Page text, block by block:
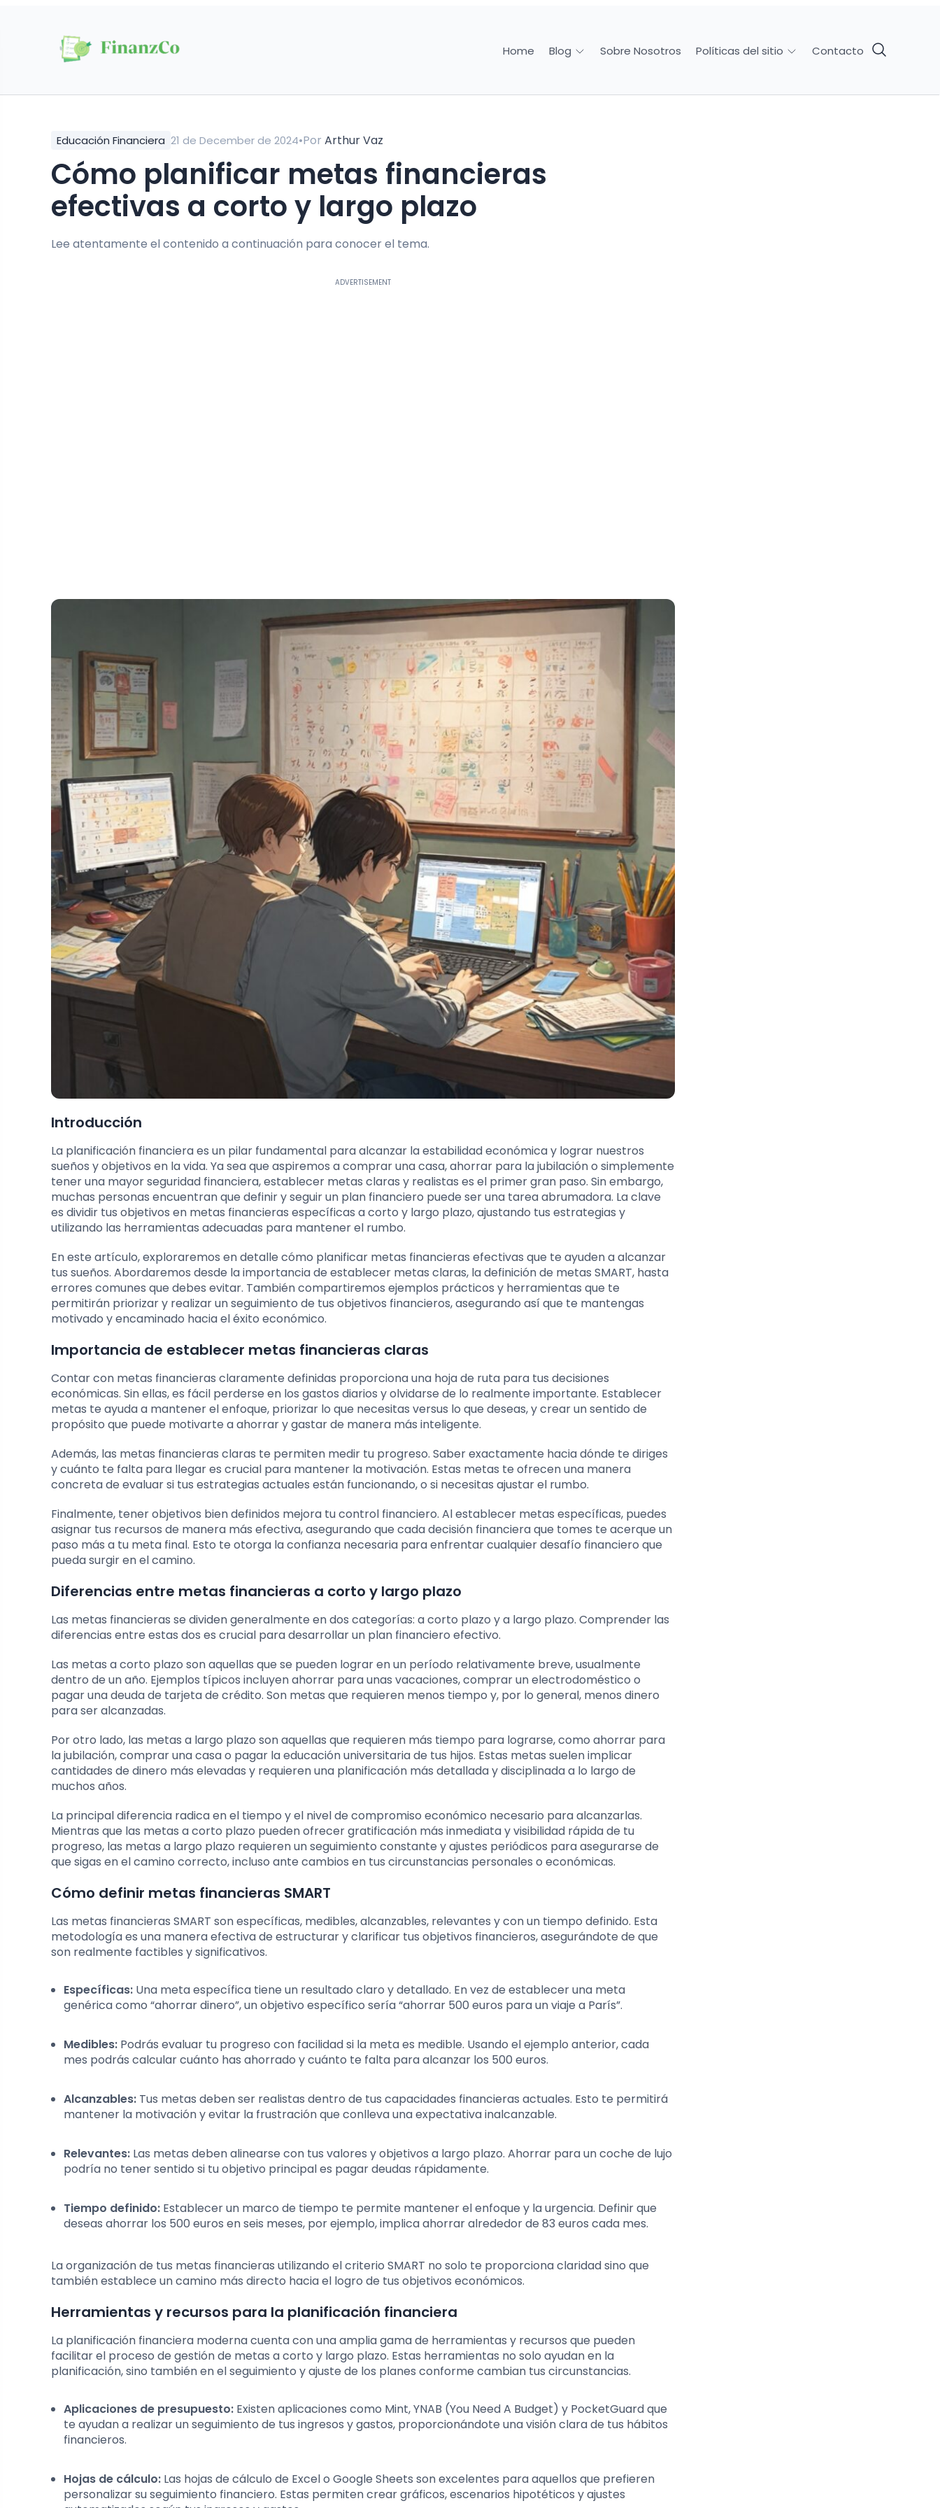
Home Blog Sobre Nosotros Políticas del sitio Contacto
Educación Financiera 21 de December de 2024•Por Arthur Vaz
Cómo planificar metas financieras
efectivas a corto y largo plazo
Lee atentamente el contenido a continuación para conocer el tema.
ADVERTISEMENT
Introducción
La planificación financiera es un pilar fundamental para alcanzar la estabilidad económica y lograr nuestros
sueños y objetivos en la vida. Ya sea que aspiremos a comprar una casa, ahorrar para la jubilación o simplemente
tener una mayor seguridad financiera, establecer metas claras y realistas es el primer gran paso. Sin embargo,
muchas personas encuentran que definir y seguir un plan financiero puede ser una tarea abrumadora. La clave
es dividir tus objetivos en metas financieras específicas a corto y largo plazo, ajustando tus estrategias y
utilizando las herramientas adecuadas para mantener el rumbo.
En este artículo, exploraremos en detalle cómo planificar metas financieras efectivas que te ayuden a alcanzar
tus sueños. Abordaremos desde la importancia de establecer metas claras, la definición de metas SMART, hasta
errores comunes que debes evitar. También compartiremos ejemplos prácticos y herramientas que te
permitirán priorizar y realizar un seguimiento de tus objetivos financieros, asegurando así que te mantengas
motivado y encaminado hacia el éxito económico.
Importancia de establecer metas financieras claras
Contar con metas financieras claramente definidas proporciona una hoja de ruta para tus decisiones
económicas. Sin ellas, es fácil perderse en los gastos diarios y olvidarse de lo realmente importante. Establecer
metas te ayuda a mantener el enfoque, priorizar lo que necesitas versus lo que deseas, y crear un sentido de
propósito que puede motivarte a ahorrar y gastar de manera más inteligente.
Además, las metas financieras claras te permiten medir tu progreso. Saber exactamente hacia dónde te diriges
y cuánto te falta para llegar es crucial para mantener la motivación. Estas metas te ofrecen una manera
concreta de evaluar si tus estrategias actuales están funcionando, o si necesitas ajustar el rumbo.
Finalmente, tener objetivos bien definidos mejora tu control financiero. Al establecer metas específicas, puedes
asignar tus recursos de manera más efectiva, asegurando que cada decisión financiera que tomes te acerque un
paso más a tu meta final. Esto te otorga la confianza necesaria para enfrentar cualquier desafío financiero que
pueda surgir en el camino.
Diferencias entre metas financieras a corto y largo plazo
Las metas financieras se dividen generalmente en dos categorías: a corto plazo y a largo plazo. Comprender las
diferencias entre estas dos es crucial para desarrollar un plan financiero efectivo.
Las metas a corto plazo son aquellas que se pueden lograr en un período relativamente breve, usualmente
dentro de un año. Ejemplos típicos incluyen ahorrar para unas vacaciones, comprar un electrodoméstico o
pagar una deuda de tarjeta de crédito. Son metas que requieren menos tiempo y, por lo general, menos dinero
para ser alcanzadas.
Por otro lado, las metas a largo plazo son aquellas que requieren más tiempo para lograrse, como ahorrar para
la jubilación, comprar una casa o pagar la educación universitaria de tus hijos. Estas metas suelen implicar
cantidades de dinero más elevadas y requieren una planificación más detallada y disciplinada a lo largo de
muchos años.
La principal diferencia radica en el tiempo y el nivel de compromiso económico necesario para alcanzarlas.
Mientras que las metas a corto plazo pueden ofrecer gratificación más inmediata y visibilidad rápida de tu
progreso, las metas a largo plazo requieren un seguimiento constante y ajustes periódicos para asegurarse de
que sigas en el camino correcto, incluso ante cambios en tus circunstancias personales o económicas.
Cómo definir metas financieras SMART
Las metas financieras SMART son específicas, medibles, alcanzables, relevantes y con un tiempo definido. Esta
metodología es una manera efectiva de estructurar y clarificar tus objetivos financieros, asegurándote de que
son realmente factibles y significativos.
Específicas: Una meta específica tiene un resultado claro y detallado. En vez de establecer una meta
genérica como “ahorrar dinero”, un objetivo específico sería “ahorrar 500 euros para un viaje a París”.
Medibles: Podrás evaluar tu progreso con facilidad si la meta es medible. Usando el ejemplo anterior, cada
mes podrás calcular cuánto has ahorrado y cuánto te falta para alcanzar los 500 euros.
Alcanzables: Tus metas deben ser realistas dentro de tus capacidades financieras actuales. Esto te permitirá
mantener la motivación y evitar la frustración que conlleva una expectativa inalcanzable.
Relevantes: Las metas deben alinearse con tus valores y objetivos a largo plazo. Ahorrar para un coche de lujo
podría no tener sentido si tu objetivo principal es pagar deudas rápidamente.
Tiempo definido: Establecer un marco de tiempo te permite mantener el enfoque y la urgencia. Definir que
deseas ahorrar los 500 euros en seis meses, por ejemplo, implica ahorrar alrededor de 83 euros cada mes.
La organización de tus metas financieras utilizando el criterio SMART no solo te proporciona claridad sino que
también establece un camino más directo hacia el logro de tus objetivos económicos.
Herramientas y recursos para la planificación financiera
La planificación financiera moderna cuenta con una amplia gama de herramientas y recursos que pueden
facilitar el proceso de gestión de metas a corto y largo plazo. Estas herramientas no solo ayudan en la
planificación, sino también en el seguimiento y ajuste de los planes conforme cambian tus circunstancias.
Aplicaciones de presupuesto: Existen aplicaciones como Mint, YNAB (You Need A Budget) y PocketGuard que
te ayudan a realizar un seguimiento de tus ingresos y gastos, proporcionándote una visión clara de tus hábitos
financieros.
Hojas de cálculo: Las hojas de cálculo de Excel o Google Sheets son excelentes para aquellos que prefieren
personalizar su seguimiento financiero. Estas permiten crear gráficos, escenarios hipotéticos y ajustes